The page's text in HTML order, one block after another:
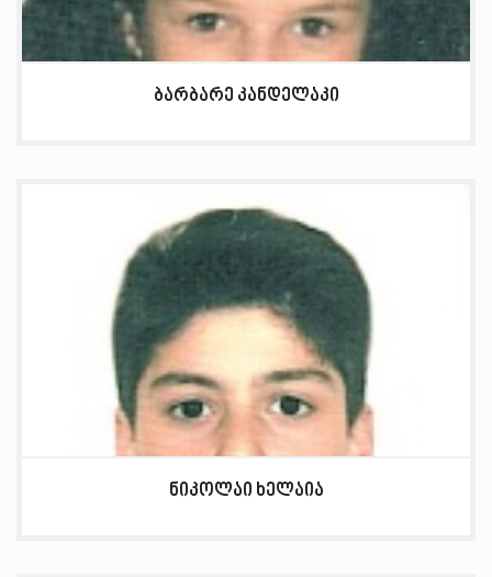
ბარბარე კანდელაკი
ნიკოლაი ხელაია